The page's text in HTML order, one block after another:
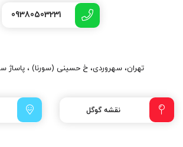
09380503231
تهران، سهروردی، خ حسینی (سورنا) ، پاساژ
نقشه گوگل